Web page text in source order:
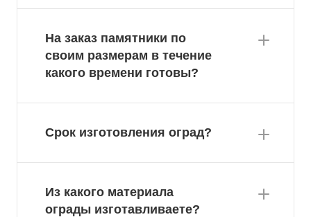
На заказ памятники по
своим размерам в течение
какого времени готовы?
Срок изготовления оград?
Из какого материала
ограды изготавливаете?